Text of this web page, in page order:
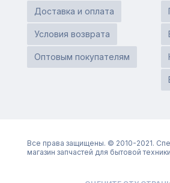
Доставка и оплата
Условия возврата
Оптовым покупателям
Все права защищены. © 2010-2021.
магазин запчастей для бытовой техники